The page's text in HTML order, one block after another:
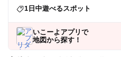
1日中遊べるスポット
いこーよアプリで
地図から探す！